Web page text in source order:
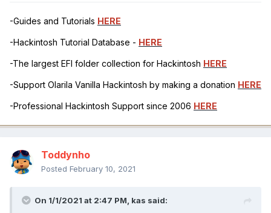
-Guides and Tutorials HERE
-Hackintosh Tutorial Database - HERE
-The largest EFI folder collection for Hackintosh HERE
-Support Olarila Vanilla Hackintosh by making a donation HERE
-Professional Hackintosh Support since 2006 HERE
Toddynho
Posted February 10, 2021
On 1/1/2021 at 2:47 PM, kas said: